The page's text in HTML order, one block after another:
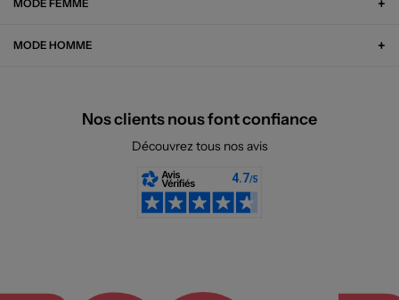
MODE FEMME
MODE HOMME
Nos clients nous font confiance
Découvrez tous nos avis